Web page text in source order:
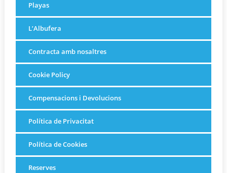
Playas
L’Albufera
Contracta amb nosaltres
Cookie Policy
Compensacions i Devolucions
Política de Privacitat
Política de Cookies
Reserves